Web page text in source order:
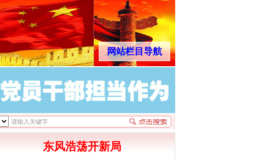
网站栏目导航
东风浩荡开新局